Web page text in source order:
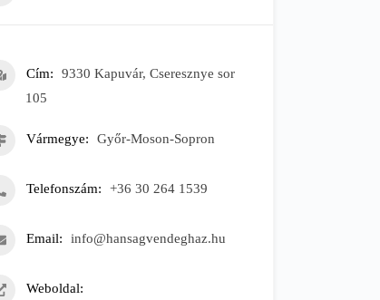
Cím
9330 Kapuvár, Cseresznye sor
105
Vármegye Győr-Moson-Sopron
Telefonszám +36 30 264 1539
Email info@hansagvendeghaz.hu
Weboldal